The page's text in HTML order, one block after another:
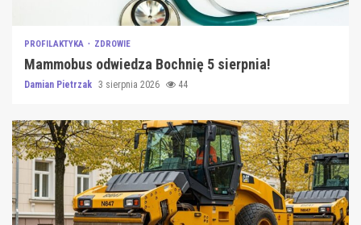
PROFILAKTYKA ZDROWIE
Mammobus odwiedza Bochnię 5 sierpnia!
Damian Pietrzak 3 sierpnia 2026 44